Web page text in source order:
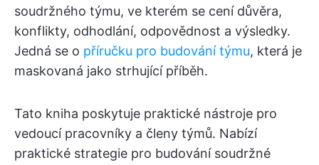
soudržného týmu, ve kterém se cení důvěra,
konflikty, odhodlání, odpovědnost a výsledky.
Jedná se o příručku pro budování týmu, která je
maskovaná jako strhující příběh.
Tato kniha poskytuje praktické nástroje pro
vedoucí pracovníky a členy týmů. Nabízí
praktické strategie pro budování soudržné